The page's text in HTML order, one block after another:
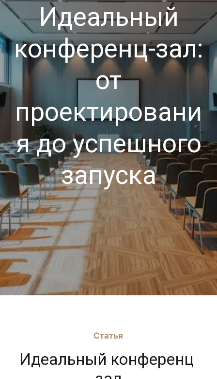
Идеальный
конференц-зал:
от
проектировани
я до успешного
запуска
Статья
Идеальный конференц